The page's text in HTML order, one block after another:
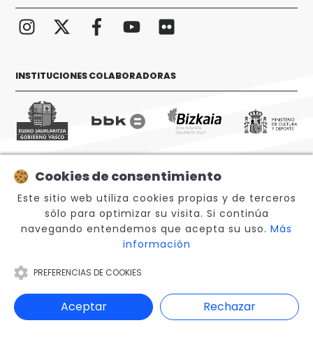
INSTITUCIONES COLABORADORAS
© 2026 Sabino Arana Fundazioa
Aviso legal
Canal Interno de Información
Cookies de consentimiento
Este sitio web utiliza cookies propias y de terceros
sólo para optimizar su visita. Si continúa
navegando entendemos que acepta su uso. Más
información
PREFERENCIAS DE COOKIES
Aceptar Rechazar